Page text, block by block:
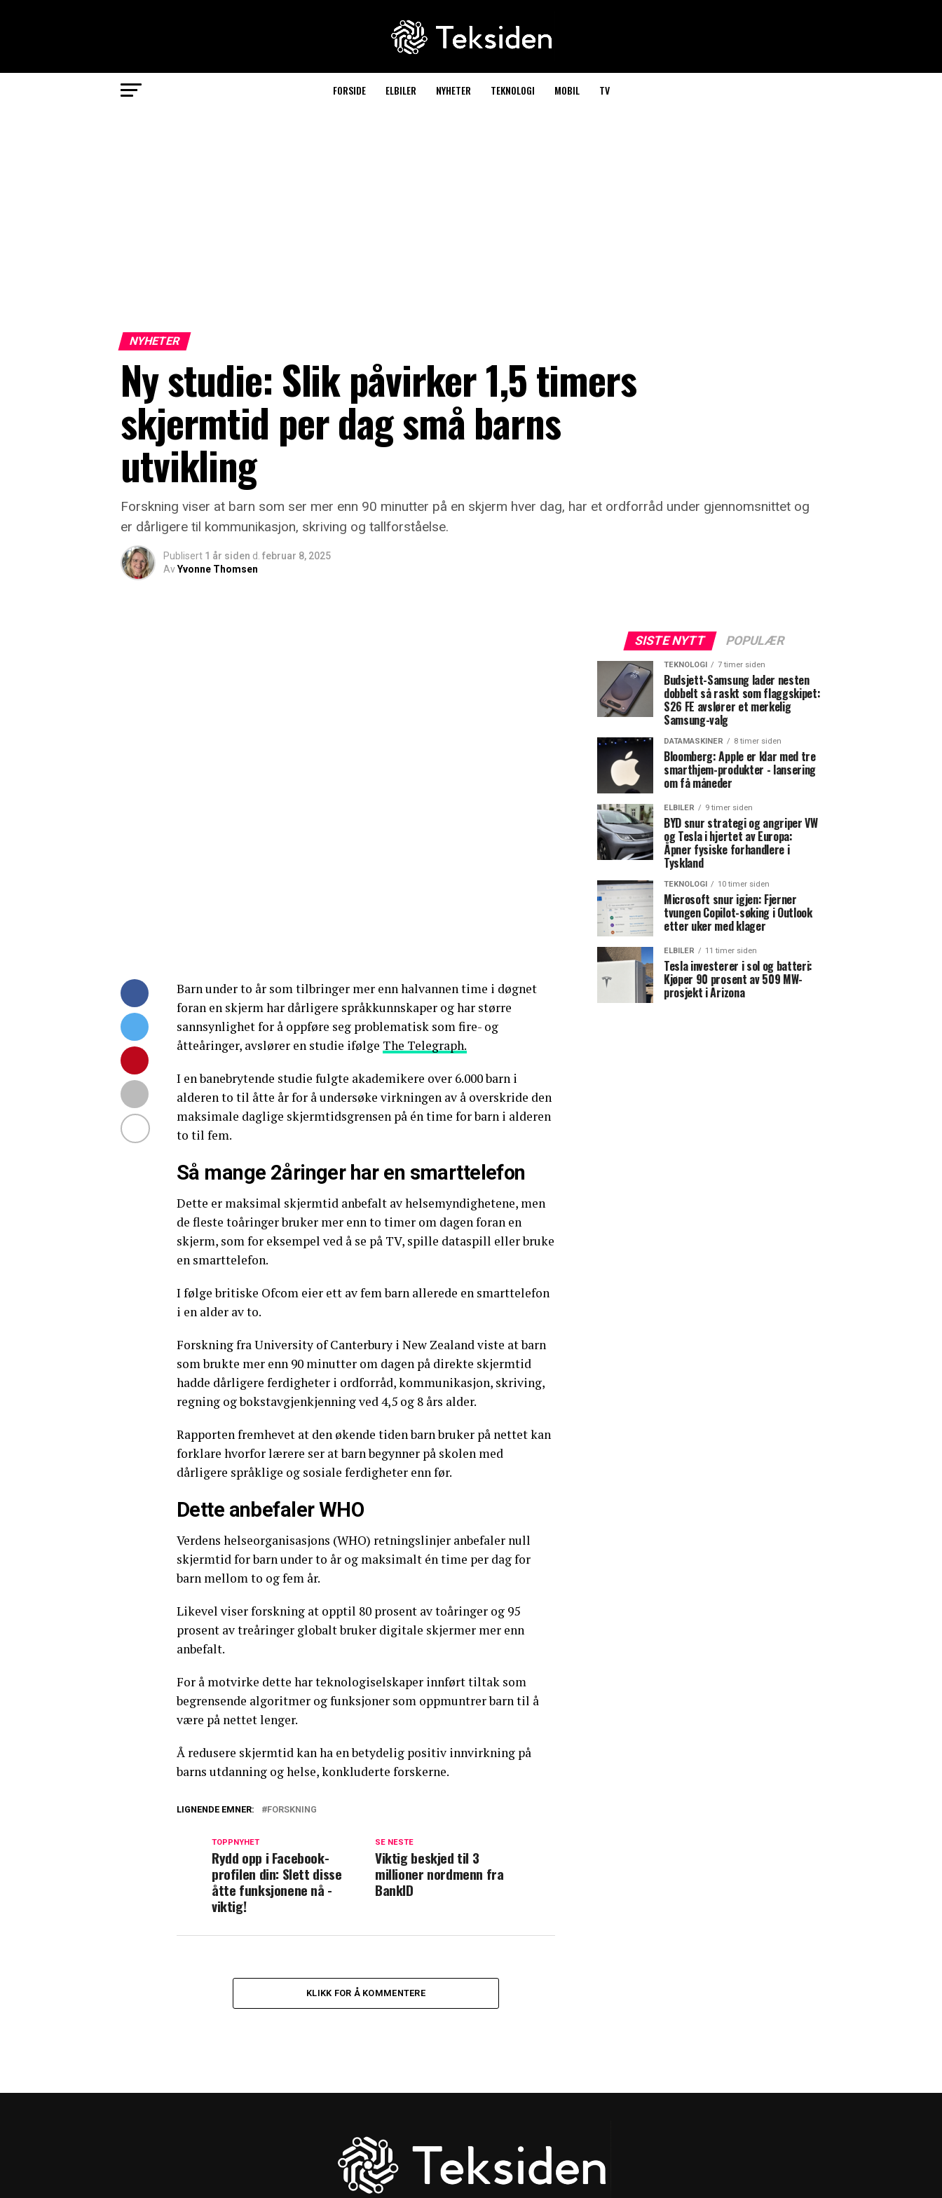
FORSIDE ELBILER NYHETER TEKNOLOGI MOBIL TV
NYHETER
Ny studie: Slik påvirker 1,5 timers
skjermtid per dag små barns
utvikling
Forskning viser at barn som ser mer enn 90 minutter på en skjerm hver dag, har et ordforråd under gjennomsnittet og
er dårligere til kommunikasjon, skriving og tallforståelse.
Publisert 1 år siden d. februar 8, 2025
AvYvonne Thomsen
Barn under to år som tilbringer mer enn halvannen time i døgnet
foran en skjerm har dårligere språkkunnskaper og har større
sannsynlighet for å oppføre seg problematisk som fire- og
åtteåringer, avslører en studie ifølge The Telegraph.
I en banebrytende studie fulgte akademikere over 6.000 barn i
alderen to til åtte år for å undersøke virkningen av å overskride den
maksimale daglige skjermtidsgrensen på én time for barn i alderen
to til fem.
Så mange 2åringer har en smarttelefon
Dette er maksimal skjermtid anbefalt av helsemyndighetene, men
de fleste toåringer bruker mer enn to timer om dagen foran en
skjerm, som for eksempel ved å se på TV, spille dataspill eller bruke
en smarttelefon.
I følge britiske Ofcom eier ett av fem barn allerede en smarttelefon
i en alder av to.
Forskning fra University of Canterbury i New Zealand viste at barn
som brukte mer enn 90 minutter om dagen på direkte skjermtid
hadde dårligere ferdigheter i ordforråd, kommunikasjon, skriving,
regning og bokstavgjenkjenning ved 4,5 og 8 års alder.
Rapporten fremhevet at den økende tiden barn bruker på nettet kan
forklare hvorfor lærere ser at barn begynner på skolen med
dårligere språklige og sosiale ferdigheter enn før.
Dette anbefaler WHO
Verdens helseorganisasjons (WHO) retningslinjer anbefaler null
skjermtid for barn under to år og maksimalt én time per dag for
barn mellom to og fem år.
Likevel viser forskning at opptil 80 prosent av toåringer og 95
prosent av treåringer globalt bruker digitale skjermer mer enn
anbefalt.
For å motvirke dette har teknologiselskaper innført tiltak som
begrensende algoritmer og funksjoner som oppmuntrer barn til å
være på nettet lenger.
Å redusere skjermtid kan ha en betydelig positiv innvirkning på
barns utdanning og helse, konkluderte forskerne.
LIGNENDE EMNER: FORSKNING
SE NESTE
Viktig beskjed til 3
millioner nordmenn fra
BankID
TOPPNYHET
Rydd opp i Facebook-
profilen din: Slett disse
åtte funksjonene nå -
viktig!
KLIKK FOR Å KOMMENTERE
SISTE NYTT POPULÆR
TEKNOLOGI 7 timer siden
Budsjett-Samsung lader nesten
dobbelt så raskt som flaggskipet:
S26 FE avslører et merkelig
Samsung-valg
DATAMASKINER 8 timer siden
Bloomberg: Apple er klar med tre
smarthjem-produkter - lansering
om få måneder
ELBILER 9 timer siden
BYD snur strategi og angriper VW
og Tesla i hjertet av Europa:
Åpner fysiske forhandlere i
Tyskland
TEKNOLOGI 10 timer siden
Microsoft snur igjen: Fjerner
tvungen Copilot-søking i Outlook
etter uker med klager
ELBILER 11 timer siden
Tesla investerer i sol og batteri:
Kjøper 90 prosent av 509 MW-
prosjekt i Arizona